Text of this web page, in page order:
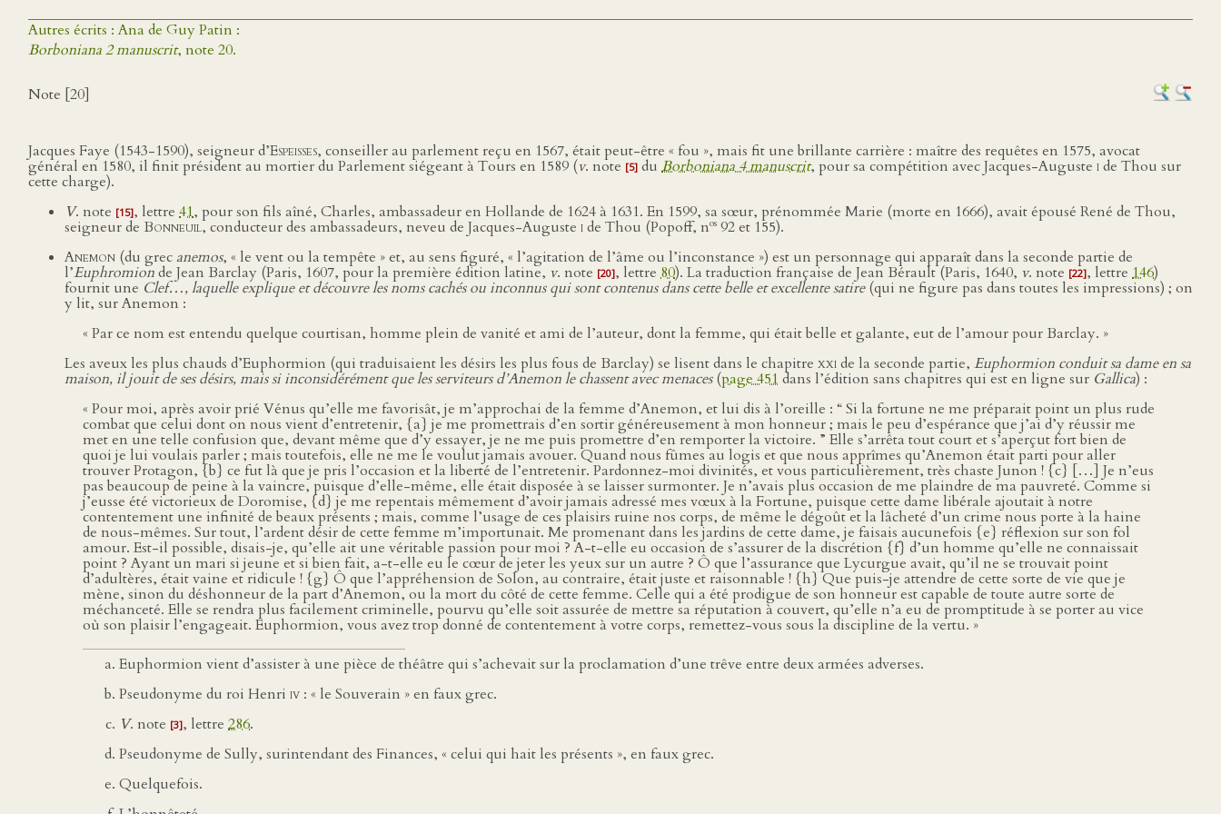
Autres écrits : Ana de Guy Patin :
Borboniana 2 manuscrit, note 20.
Note [20]
Jacques Faye (1543-1590), seigneur d’Espeisses, conseiller au parlement reçu en 1567, était peut-être « fou », mais fit une brillante carrière : maître des requêtes en 1575, avocat
général en 1580, il finit président au mortier du Parlement siégeant à Tours en 1589 (v. note [5] du Borboniana 4 manuscrit, pour sa compétition avec Jacques-Auguste ide Thou sur
cette charge).
V. note [15], lettre 41, pour son fils aîné, Charles, ambassadeur en Hollande de 1624 à 1631. En 1599, sa sœur, prénommée Marie (morte en 1666), avait épousé René de Thou,
seigneur de Bonneuil, conducteur des ambassadeurs, neveu de Jacques-Auguste ide Thou (Popoff, nos 92 et 155).
Anemon (du grec anemos, « le vent ou la tempête » et, au sens figuré, « l’agitation de l’âme ou l’inconstance ») est un personnage qui apparaît dans la seconde partie de
l’Euphromionde Jean Barclay (Paris, 1607, pour la première édition latine, v. note [20], lettre 80). La traduction française de Jean Bérault (Paris, 1640, v. note [22], lettre 146)
fournit une Clef…, laquelle explique et découvre les noms cachés ou inconnus qui sont contenus dans cette belle et excellente satire(qui ne figure pas dans toutes les impressions) ; on
y lit, sur Anemon :
« Par ce nom est entendu quelque courtisan, homme plein de vanité et ami de l’auteur, dont la femme, qui était belle et galante, eut de l’amour pour Barclay. »
Les aveux les plus chauds d’Euphormion (qui traduisaient les désirs les plus fous de Barclay) se lisent dans le chapitre xxide la seconde partie, Euphormion conduit sa dame en sa
maison, il jouit de ses désirs, mais si inconsidérément que les serviteurs d’Anemon le chassent avec menaces(page 451 dans l’édition sans chapitres qui est en ligne sur Gallica) :
« Pour moi, après avoir prié Vénus qu’elle me favorisât, je m’approchai de la femme d’Anemon, et lui dis à l’oreille : “ Si la fortune ne me préparait point un plus rude
combat que celui dont on nous vient d’entretenir, {a} je me promettrais d’en sortir généreusement à mon honneur ; mais le peu d’espérance que j’ai d’y réussir me
met en une telle confusion que, devant même que d’y essayer, je ne me puis promettre d’en remporter la victoire. ” Elle s’arrêta tout court et s’aperçut fort bien de
quoi je lui voulais parler ; mais toutefois, elle ne me le voulut jamais avouer. Quand nous fûmes au logis et que nous apprîmes qu’Anemon était parti pour aller
trouver Protagon, {b} ce fut là que je pris l’occasion et la liberté de l’entretenir. Pardonnez-moi divinités, et vous particulièrement, très chaste Junon ! {c} […] Je n’eus
pas beaucoup de peine à la vaincre, puisque d’elle-même, elle était disposée à se laisser surmonter. Je n’avais plus occasion de me plaindre de ma pauvreté. Comme si
j’eusse été victorieux de Doromise, {d} je me repentais mêmement d’avoir jamais adressé mes vœux à la Fortune, puisque cette dame libérale ajoutait à notre
contentement une infinité de beaux présents ; mais, comme l’usage de ces plaisirs ruine nos corps, de même le dégoût et la lâcheté d’un crime nous porte à la haine
de nous-mêmes. Sur tout, l’ardent désir de cette femme m’importunait. Me promenant dans les jardins de cette dame, je faisais aucunefois {e} réflexion sur son fol
amour. Est-il possible, disais-je, qu’elle ait une véritable passion pour moi ? A-t-elle eu occasion de s’assurer de la discrétion {f} d’un homme qu’elle ne connaissait
point ? Ayant un mari si jeune et si bien fait, a-t-elle eu le cœur de jeter les yeux sur un autre ? Ô que l’assurance que Lycurgue avait, qu’il ne se trouvait point
d’adultères, était vaine et ridicule ! {g} Ô que l’appréhension de Solon, au contraire, était juste et raisonnable ! {h} Que puis-je attendre de cette sorte de vie que je
mène, sinon du déshonneur de la part d’Anemon, ou la mort du côté de cette femme. Celle qui a été prodigue de son honneur est capable de toute autre sorte de
méchanceté. Elle se rendra plus facilement criminelle, pourvu qu’elle soit assurée de mettre sa réputation à couvert, qu’elle n’a eu de promptitude à se porter au vice
où son plaisir l’engageait. Euphormion, vous avez trop donné de contentement à votre corps, remettez-vous sous la discipline de la vertu. »
Euphormion vient d’assister à une pièce de théâtre qui s’achevait sur la proclamation d’une trêve entre deux armées adverses.
Pseudonyme du roi Henri iv : « le Souverain » en faux grec.
V. note [3], lettre 286.
Pseudonyme de Sully, surintendant des Finances, « celui qui hait les présents », en faux grec.
Quelquefois.